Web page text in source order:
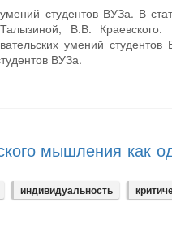
студентов ВУЗа. В
В.В. Краевского.
умений
ВУЗа.
мышления как
индивидуальность